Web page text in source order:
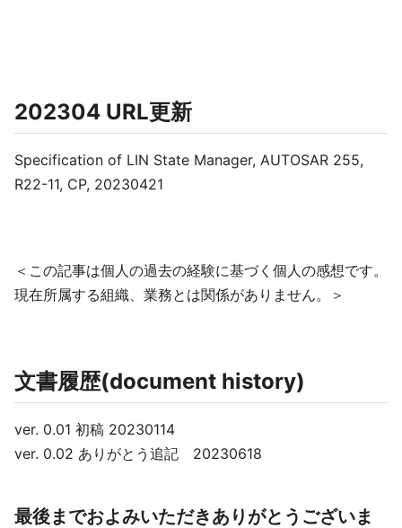
202304 URL更新
Specification of LIN State Manager, AUTOSAR 255,
R22-11, CP, 20230421
＜この記事は個人の過去の経験に基づく個人の感想です。
現在所属する組織、業務とは関係がありません。＞
文書履歴(document history)
ver. 0.01 初稿 20230114
ver. 0.02 ありがとう追記 20230618
最後までおよみいただきありがとうございま